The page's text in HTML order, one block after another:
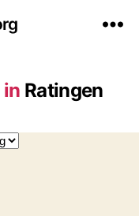
Ratingen